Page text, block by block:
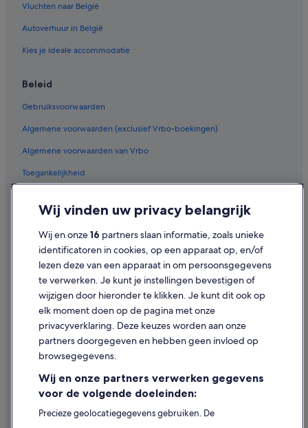
Vluchten naar België
Autoverhuur in België
Kies je ideale accommodatie
Beleid
Gebruiksvoorwaarden
Algemene voorwaarden (exclusief Vrbo-boekingen)
Algemene voorwaarden van Vrbo
Toegankelijkheid
Cookies
Juridische informatie/Contact
Inhoudsrichtlijnen en inhoud rapporteren
Hulp
Ondersteuning
Je boeking wijzigen of annuleren
Restitutieproces en tijdsbestek
Boek een vlucht met airlinetegoed
Wij vinden uw privacy belangrijk
Wij en onze16 partners slaan informatie, zoals unieke
identificatoren in cookies, op een apparaat op, en/of
lezen deze van een apparaat in om persoonsgegevens
te verwerken. Je kunt je instellingen bevestigen of
wijzigen door hieronder te klikken. Je kunt dit ook op
elk moment doen op de pagina met onze
privacyverklaring. Deze keuzes worden aan onze
partners doorgegeven en hebben geen invloed op
browsegegevens.
Wij en onze partners verwerken gegevens
voor de volgende doeleinden:
Precieze geolocatiegegevens gebruiken. De